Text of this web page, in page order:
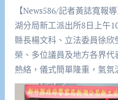
【News586/記者黃誌寬報
湖分局新工派出所8日上午
縣長楊文科、立法委員徐
榮、多位議員及地方各界
熱絡，儀式簡單隆重，氣氛